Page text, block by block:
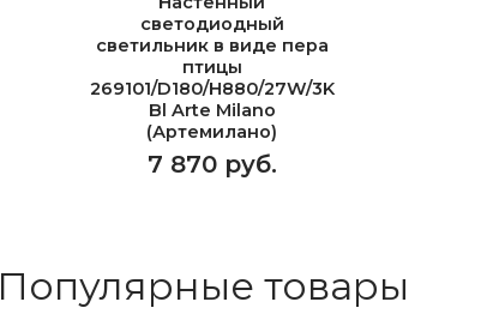
светодиодный
светильник в виде пера
птицы
269101/D180/H880/27W/3K
Bl Arte Milano
(Артемилано)
7 870 руб.
Популярные товары